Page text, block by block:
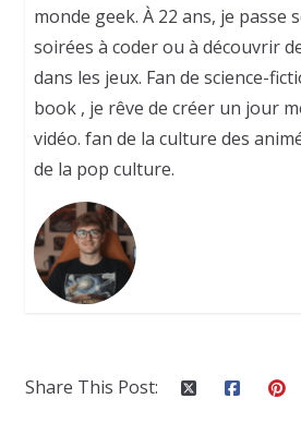
monde geek. À 22 ans, je passe
soirées à coder ou à découvrir
dans les jeux. Fan de science-
book , je rêve de créer un jour
vidéo. fan de la culture des
de la pop culture.
Share This Post: